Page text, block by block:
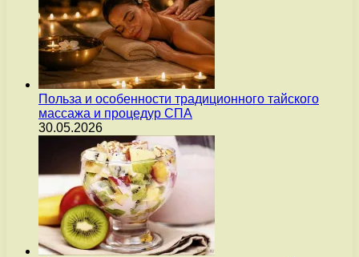
Польза и особенности традиционного тайского
массажа и процедур СПА
30.05.2026